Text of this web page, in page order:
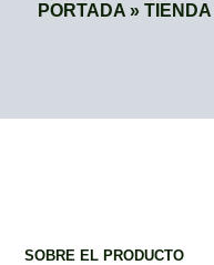
PORTADA» TIENDA
SOBRE EL PRODUCTO